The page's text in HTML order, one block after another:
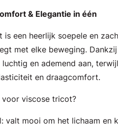
& Elegantie in één
is een heerlijk soepele en
met elke beweging.
en ademend aan,
en draagcomfort.
viscose tricot?
valt mooi om het lichaam en